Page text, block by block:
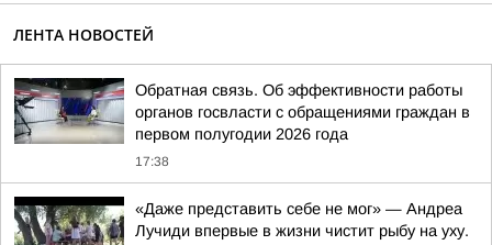
ЛЕНТА НОВОСТЕЙ
Обратная связь. Об эффективности работы
органов госвласти с обращениями граждан в
первом полугодии 2026 года
17:38
«Даже представить себе не мог» — Андреа
Лучиди впервые в жизни чистит рыбу на уху.